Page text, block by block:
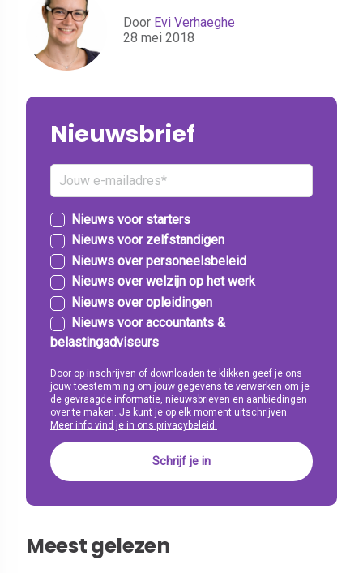
Door Evi Verhaeghe
28 mei 2018
Nieuwsbrief
Nieuws voor starters
Nieuws voor zelfstandigen
Nieuws over personeelsbeleid
Nieuws over welzijn op het werk
Nieuws over opleidingen
Nieuws voor accountants &
belastingadviseurs
Door op inschrijven of downloaden te klikken geef je ons
jouw toestemming om jouw gegevens te verwerken om je
de gevraagde informatie, nieuwsbrieven en aanbiedingen
over te maken. Je kunt je op elk moment uitschrijven.
Meer info vind je in ons privacybeleid.
Meest gelezen